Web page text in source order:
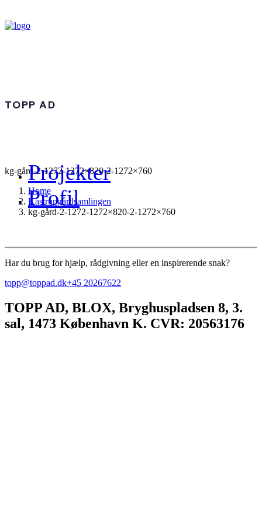
Projekter
Profil
TOPP AD
kg-gård-2-1272-1272×820-2-1272×760
Home
Kastrupgårdsamlingen
kg-gård-2-1272-1272×820-2-1272×760
Har du brug for hjælp, rådgivning eller en inspirerende snak?
topp@toppad.dk+45 20267622
TOPP AD, BLOX, Bryghuspladsen 8, 3.
sal, 1473 København K. CVR: 20563176